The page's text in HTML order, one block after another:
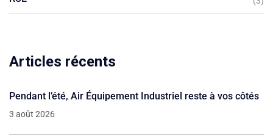
Articles récents
Pendant l’été, Air Équipement Industriel reste à vos côtés
3 août 2026